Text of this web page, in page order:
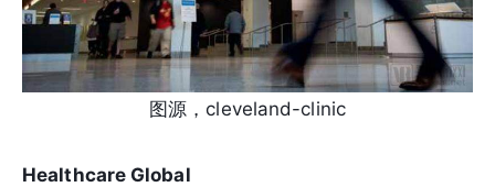
图源，cleveland-clinic
Healthcare Global